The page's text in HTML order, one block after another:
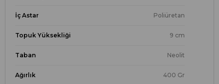
İç Astar Poliüretan
Topuk Yüksekliği 9 cm
Taban Neolit
Ağırlık 400 Gr